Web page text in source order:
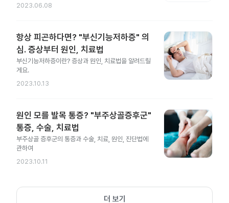
2023.06.08
항상 피곤하다면? "부신기능저하증" 의
심. 증상부터 원인, 치료법
부신기능저하증이란? 증상과 원인, 치료법을 알려드릴
게요.
2023.10.13
원인 모를 발목 통증? "부주상골증후군"
통증, 수술, 치료법
부주상골 증후군의 통증과 수술, 치료, 원인, 진단법에
관하여
2023.10.11
더 보기